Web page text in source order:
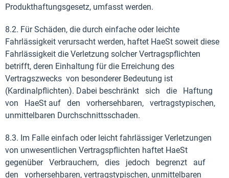
Produkthaftungsgesetz, umfasst werden.
8.2. Für Schäden, die durch einfache oder leichte
Fahrlässigkeit verursacht werden, haftet HaeSt soweit diese
Fahrlässigkeit die Verletzung solcher Vertragspflichten
betrifft, deren Einhaltung für die Erreichung des
Vertragszwecks von besonderer Bedeutung ist
(Kardinalpflichten). Dabei beschränkt sich die Haftung
von HaeSt auf den vorhersehbaren, vertragstypischen,
unmittelbaren Durchschnittsschaden.
8.3. Im Falle einfach oder leicht fahrlässiger Verletzungen
von unwesentlichen Vertragspflichten haftet HaeSt
gegenüber Verbrauchern, dies jedoch begrenzt auf
den vorhersehbaren, vertragstypischen, unmittelbaren